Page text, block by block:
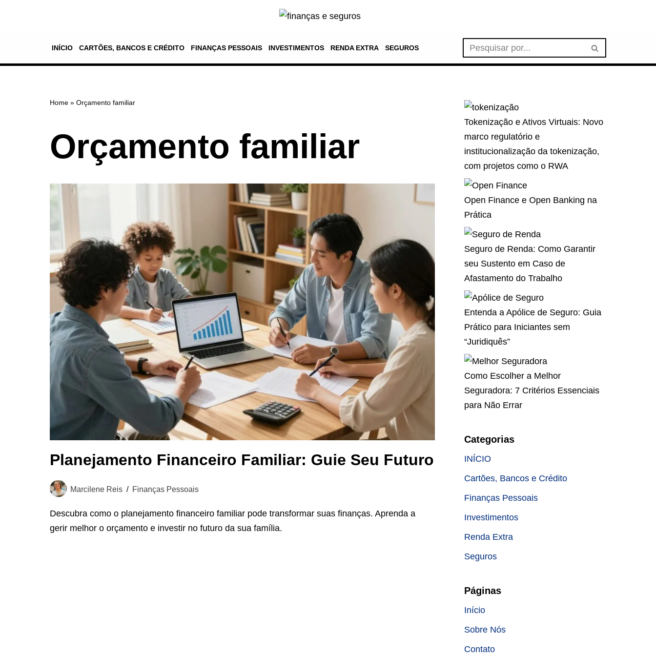
INÍCIO CARTÕES, BANCOS E CRÉDITO FINANÇAS PESSOAIS INVESTIMENTOS RENDA EXTRA SEGUROS
Home » Orçamento familiar
Orçamento familiar
Planejamento Financeiro Familiar: Guie Seu Futuro
Marcilene Reis Finanças Pessoais
Descubra como o planejamento financeiro familiar pode transformar suas finanças. Aprenda a
gerir melhor o orçamento e investir no futuro da sua família.
Tokenização e Ativos Virtuais: Novo
marco regulatório e
institucionalização da tokenização,
com projetos como o RWA
Open Finance e Open Banking na
Prática
Seguro de Renda: Como Garantir
seu Sustento em Caso de
Afastamento do Trabalho
Entenda a Apólice de Seguro: Guia
Prático para Iniciantes sem
“Juridiquês”
Como Escolher a Melhor
Seguradora: 7 Critérios Essenciais
para Não Errar
Categorias
INÍCIO
Cartões, Bancos e Crédito
Finanças Pessoais
Investimentos
Renda Extra
Seguros
Páginas
Início
Sobre Nós
Contato